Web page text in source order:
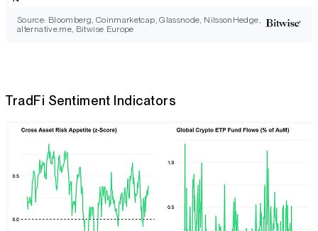
Source: Bloomberg, Coinmarketcap, Glassnode, NilssonHedge,
alternative.me, Bitwise Europe
TradFi Sentiment Indicators